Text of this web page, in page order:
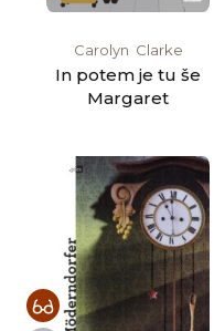
Carolyn‏ ‎ Clarke
In potem je tu še
Margaret